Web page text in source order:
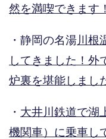
然を満喫できます！
・静岡の名湯川根
してきました！外
炉裏を堪能しまし
・ 大井川鉄道で湖
機関車）に乗車し